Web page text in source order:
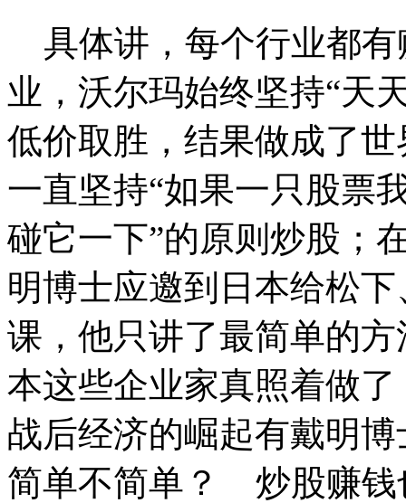
具体讲，每个行业都有
业，沃尔玛始终坚持“天
低价取胜，结果做成了
一直坚持“如果一只股票
碰它一下”的原则炒股；
明博士应邀到日本给松
课，他只讲了最简单的
本这些企业家真照着做
战后经济的崛起有戴明
简单不简单？ 炒股赚钱